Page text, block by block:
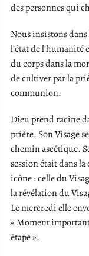
des personnes qui
Nous insistons
l’état de
du corps dans la
de cultiver par la
communion.
Dieu prend racine
prière. Son Visage
chemin ascétique.
session était dans
icône : celle du
la révélation du
Le mercredi elle
« Moment
étape ».